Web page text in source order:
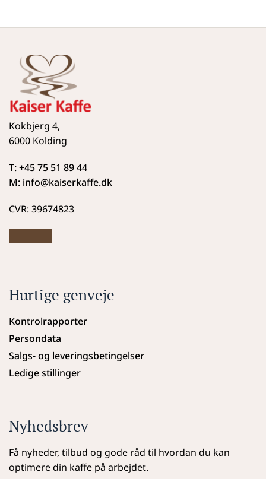
Kokbjerg 4,
6000 Kolding
T: +45 75 51 89 44
M: info@kaiserkaffe.dk
CVR: 39674823
Hurtige genveje
Kontrolrapporter
Persondata
Salgs- og leveringsbetingelser
Ledige stillinger
Nyhedsbrev
Få nyheder, tilbud og gode råd til hvordan du kan
optimere din kaffe på arbejdet.